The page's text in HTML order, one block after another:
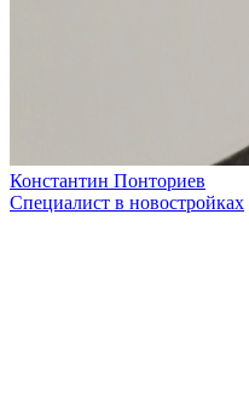
Константин Понториев
Специалист в новостройках